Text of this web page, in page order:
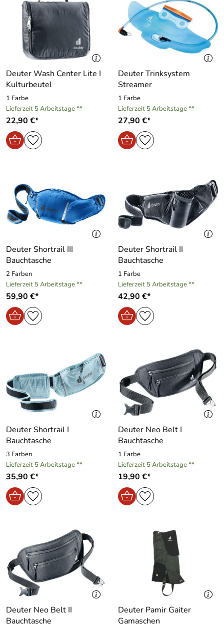
Deuter Wash Center Lite I
Kulturbeutel
1 Farbe
Lieferzeit 5 Arbeitstage **
22,90 €*
Deuter Trinksystem
Streamer
1 Farbe
Lieferzeit 5 Arbeitstage **
27,90 €*
Deuter Shortrail III
Bauchtasche
2 Farben
Lieferzeit 5 Arbeitstage **
59,90 €*
Deuter Shortrail II
Bauchtasche
1 Farbe
Lieferzeit 5 Arbeitstage **
42,90 €*
Deuter Shortrail I
Bauchtasche
3 Farben
Lieferzeit 5 Arbeitstage **
35,90 €*
Deuter Neo Belt I
Bauchtasche
1 Farbe
Lieferzeit 5 Arbeitstage **
19,90 €*
Deuter Neo Belt II
Bauchtasche
Deuter Pamir Gaiter
Gamaschen